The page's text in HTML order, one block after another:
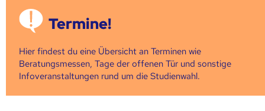
Termine!
Hier findest du eine Übersicht an Terminen wie
Beratungsmessen, Tage der offenen Tür und sonstige
Infoveranstaltungen rund um die Studienwahl.